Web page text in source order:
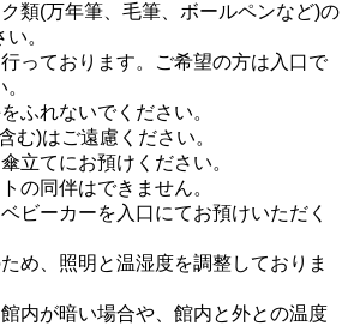
類(万年筆、毛筆、ボールペンなど)の
。
っております。ご希望の方は入口で
ふれないでください。
む)はご遠慮ください。
立てにお預けください。
の同伴はできません。
ビーカーを入口にてお預けいただく
め、照明と温湿度を調整しておりま
内が暗い場合や、館内と外との温度